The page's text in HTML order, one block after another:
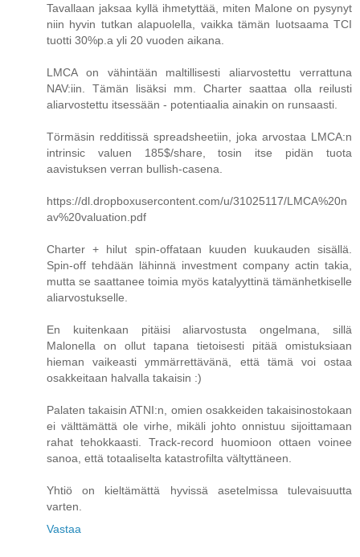
Tavallaan jaksaa kyllä ihmetyttää, miten Malone on pysynyt
niin hyvin tutkan alapuolella, vaikka tämän luotsaama TCI
tuotti 30%p.a yli 20 vuoden aikana.
LMCA on vähintään maltillisesti aliarvostettu verrattuna
NAV:iin. Tämän lisäksi mm. Charter saattaa olla reilusti
aliarvostettu itsessään - potentiaalia ainakin on runsaasti.
Törmäsin redditissä spreadsheetiin, joka arvostaa LMCA:n
intrinsic valuen 185$/share, tosin itse pidän tuota
aavistuksen verran bullish-casena.
https://dl.dropboxusercontent.com/u/31025117/LMCA%20n
av%20valuation.pdf
Charter + hilut spin-offataan kuuden kuukauden sisällä.
Spin-off tehdään lähinnä investment company actin takia,
mutta se saattanee toimia myös katalyyttinä tämänhetkiselle
aliarvostukselle.
En kuitenkaan pitäisi aliarvostusta ongelmana, sillä
Malonella on ollut tapana tietoisesti pitää omistuksiaan
hieman vaikeasti ymmärrettävänä, että tämä voi ostaa
osakkeitaan halvalla takaisin :)
Palaten takaisin ATNI:n, omien osakkeiden takaisinostokaan
ei välttämättä ole virhe, mikäli johto onnistuu sijoittamaan
rahat tehokkaasti. Track-record huomioon ottaen voinee
sanoa, että totaaliselta katastrofilta vältyttäneen.
Yhtiö on kieltämättä hyvissä asetelmissa tulevaisuutta
varten.
Vastaa